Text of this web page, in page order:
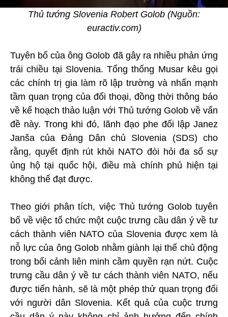
Thủ tướng Slovenia Robert Golob (Nguồn:
euractiv.com)
Tuyên bố của ông Golob đã gây ra nhiều phản ứng
trái chiều tại Slovenia. Tổng thống Musar kêu gọi
các chính trị gia làm rõ lập trường và nhấn mạnh
tầm quan trọng của đối thoại, đồng thời thông báo
về kế hoạch thảo luận với Thủ tướng Golob về vấn
đề này. Trong khi đó, lãnh đạo phe đối lập Janez
Janša của Đảng Dân chủ Slovenia (SDS) cho
rằng, quyết định rút khỏi NATO đòi hỏi đa số sự
ủng hộ tại quốc hội, điều mà chính phủ hiện tại
không thể đạt được.
Theo giới phân tích, việc Thủ tướng Golob tuyên
bố về việc tổ chức một cuộc trưng cầu dân ý về tư
cách thành viên NATO của Slovenia được xem là
nỗ lực của ông Golob nhằm giành lại thế chủ động
trong bối cảnh liên minh cầm quyền rạn nứt. Cuộc
trưng cầu dân ý về tư cách thành viên NATO, nếu
được tiến hành, sẽ là một phép thử quan trọng đối
với người dân Slovenia. Kết quả của cuộc trưng